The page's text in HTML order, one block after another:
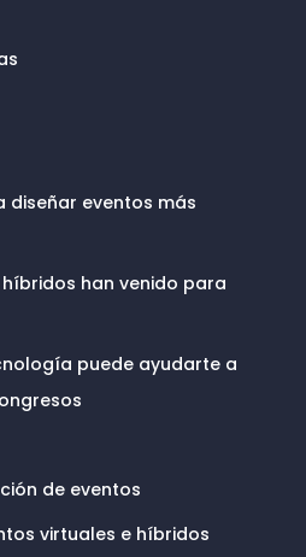
diseñar eventos más
han venido para
puede ayudarte a
de eventos
virtuales e híbridos